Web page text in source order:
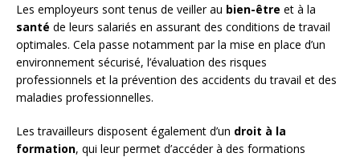
Les employeurs sont tenus de veiller au bien-être et à la
santé de leurs salariés en assurant des conditions de travail
optimales. Cela passe notamment par la mise en place d’un
environnement sécurisé, l’évaluation des risques
professionnels et la prévention des accidents du travail et des
maladies professionnelles.
Les travailleurs disposent également d’un droit à la
formation, qui leur permet d’accéder à des formations